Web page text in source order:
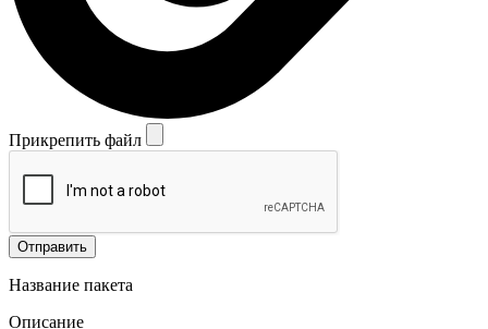
Прикрепить файл
Отправить
Название пакета
Описание